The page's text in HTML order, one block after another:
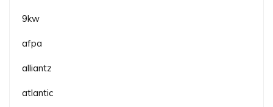
9kw
afpa
alliantz
atlantic